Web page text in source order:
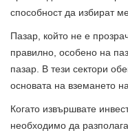
способност да избират
Пазар, който не е
правилно, особено на
пазар. В тези сектори
основата на вземането
Когато извършвате
необходимо да